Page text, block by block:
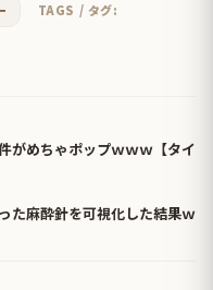
TAGS / タグ:
がめちゃポップｗｗｗ【タイ
た麻酔針を可視化した結果ｗ